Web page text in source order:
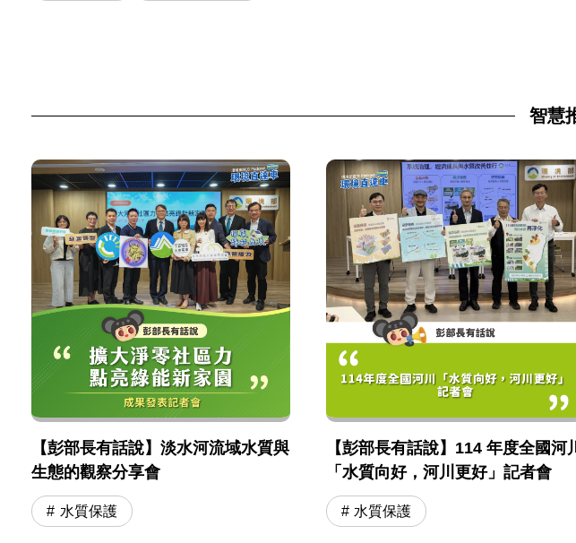
智慧
【彭部長有話說】淡水河流域水質與
生態的觀察分享會
水質保護
【彭部長有話說】114 年度全國河
「水質向好，河川更好」記者會
水質保護